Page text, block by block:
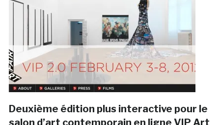
Deuxième édition plus interactive pour le